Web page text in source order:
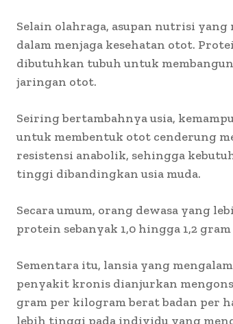
Selain olahraga, asupan nutrisi
dalam menjaga kesehatan otot.
dibutuhkan tubuh untuk
jaringan otot.
Seiring bertambahnya usia,
untuk membentuk otot cenderung
resistensi anabolik, sehingga
tinggi dibandingkan usia muda.
Secara umum, orang dewasa yang
protein sebanyak 1,0 hingga 1,2
Sementara itu, lansia yang
penyakit kronis dianjurkan
gram per kilogram berat badan per
lebih tinggi pada individu yang